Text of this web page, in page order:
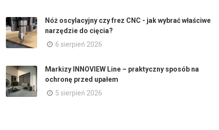
Nóż oscylacyjny czy frez CNC - jak wybrać właściwe
narzędzie do cięcia?
6 sierpień 2026
Markizy INNOVIEW Line – praktyczny sposób na
ochronę przed upałem
5 sierpień 2026